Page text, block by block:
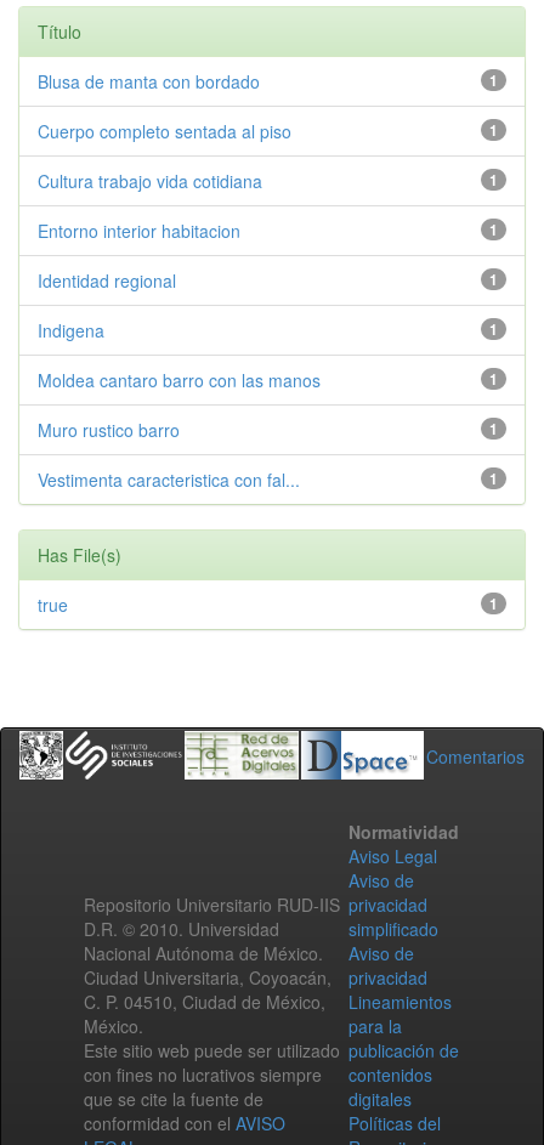
Título
1
Blusa de manta con bordado
1
Cuerpo completo sentada al piso
1
Cultura trabajo vida cotidiana
1
Entorno interior habitacion
1
Identidad regional
1
Indigena
1
Moldea cantaro barro con las manos
1
Muro rustico barro
1
Vestimenta caracteristica con fal...
Has File(s)
1
true
Comentarios
Repositorio Universitario RUD-IIS
D.R. © 2010. Universidad
Nacional Autónoma de México.
Ciudad Universitaria, Coyoacán,
C. P. 04510, Ciudad de México,
México.
Este sitio web puede ser utilizado
con fines no lucrativos siempre
que se cite la fuente de
conformidad con el AVISO
Normatividad
Aviso Legal
Aviso de
privacidad
simplificado
Aviso de
privacidad
Lineamientos
para la
publicación de
contenidos
digitales
Políticas del